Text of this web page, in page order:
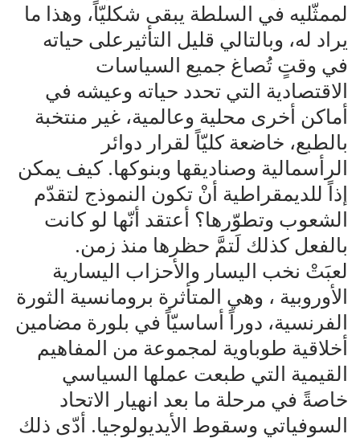
لممثّليه في السلطة يبقى شكليّاً، وهذا ما
يراد له، وبالتالي قليل التأثيرعلى حياته
في وقتٍ تُصاغ جميع السياسات
الاقتصادية التي تحدد حياته وعيشه في
أماكن أخرى محلية وعالمية، غير منتخبة
بالطبع، خاضعة كليّاً لقرار دوائر
الرأسمالية وصناديقها وبنوكها. كيف يمكن
إذاً للديمقراطية أنْ تكون النموذج لتقدّم
الشعوب وتطوّرها؟ أعتقد أنّها لو كانت
بالفعل كذلك لَتمَّ حظرها منذ زمن.
لعبَتْ نخب اليسار والأحزاب اليسارية
الأوروبية ، وهي المتأثرة برومانسية الثورة
الفرنسية، دوراً أساسيّاً في بلورة مضامين
أخلاقية طوباوية لمجموعة من المفاهيم
القيمية التي طبعت عملها السياسي
خاصةً في مرحلة ما بعد انهيار الاتحاد
السوفياتي وسقوط الأيديولوجيا. أدّى ذلك